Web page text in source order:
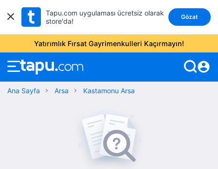
Tapu.com uygulaması ücretsiz olarak
store'da!
Gözat
Yatırımlık Fırsat Gayrimenkulleri Kaçırmayın!
account_circle
Ana Sayfa Arsa Kastamonu Arsa